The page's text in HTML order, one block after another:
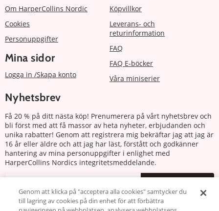
Om HarperCollins Nordic
Cookies
Personuppgifter
Mina sidor
Logga in /Skapa konto
Köpvillkor
Leverans- och
returinformation
FAQ
FAQ E-böcker
Våra miniserier
Nyhetsbrev
Få 20 % på ditt nästa köp! Prenumerera på vårt nyhetsbrev och
bli först med att få massor av heta nyheter, erbjudanden och
unika rabatter! Genom att registrera mig bekräftar jag att jag är
16 år eller äldre och att jag har läst, förstått och godkänner
hantering av mina personuppgifter i enlighet med
HarperCollins Nordics integritetsmeddelande.
Genom att klicka på "acceptera alla cookies" samtycker du
till lagring av cookies på din enhet för att förbättra